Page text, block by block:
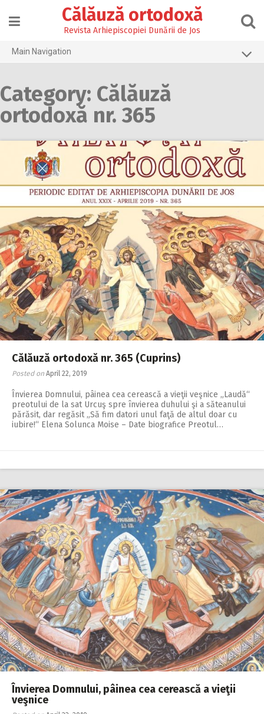
content
Călăuză ortodoxă
Revista Arhiepiscopiei Dunării de Jos
Main Navigation
2026
2025
2024
2023
2022
2021
2020
2019
2018
2017
2016
2015
2014
2012
2011
2009
Category: Călăuză
ortodoxă nr. 365
Călăuză ortodoxă nr. 365 (Cuprins)
Posted on April 22, 2019
Învierea Domnului, pâinea cea cerească a vieţii veşnice „Laudă“
preotului de la sat Urcuş spre învierea duhului şi a săteanului
părăsit, dar regăsit „Să fim datori unul faţă de altul doar cu
iubire!“ Elena Solunca Moise – Date biografice Preotul…
Învierea Domnului, pâinea cea cerească a vieţii
veşnice